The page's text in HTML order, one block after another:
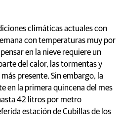
climáticas actuales con
con temperaturas muy por
en la nieve requiere un
del calor, las tormentas y
presente. Sin embargo, la
en la primera quincena del mes
42 litros por metro
estación de Cubillas de los